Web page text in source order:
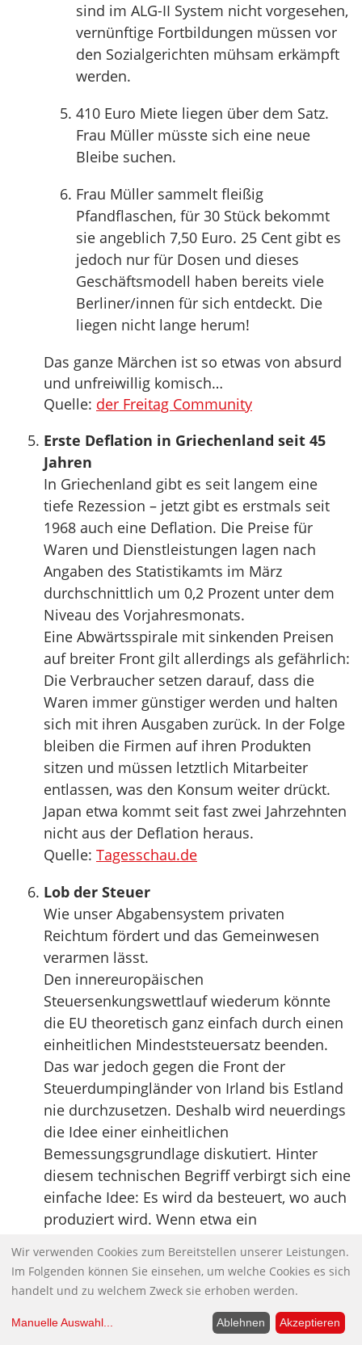
sind im ALG-II System nicht vorgesehen,
vernünftige Fortbildungen müssen vor
den Sozialgerichten mühsam erkämpft
werden.
410 Euro Miete liegen über dem Satz.
Frau Müller müsste sich eine neue
Bleibe suchen.
Frau Müller sammelt fleißig
Pfandflaschen, für 30 Stück bekommt
sie angeblich 7,50 Euro. 25 Cent gibt es
jedoch nur für Dosen und dieses
Geschäftsmodell haben bereits viele
Berliner/innen für sich entdeckt. Die
liegen nicht lange herum!
Das ganze Märchen ist so etwas von absurd
und unfreiwillig komisch…
Quelle: der Freitag Community
Erste Deflation in Griechenland seit 45
Jahren
In Griechenland gibt es seit langem eine
tiefe Rezession – jetzt gibt es erstmals seit
1968 auch eine Deflation. Die Preise für
Waren und Dienstleistungen lagen nach
Angaben des Statistikamts im März
durchschnittlich um 0,2 Prozent unter dem
Niveau des Vorjahresmonats.
Eine Abwärtsspirale mit sinkenden Preisen
auf breiter Front gilt allerdings als gefährlich:
Die Verbraucher setzen darauf, dass die
Waren immer günstiger werden und halten
sich mit ihren Ausgaben zurück. In der Folge
bleiben die Firmen auf ihren Produkten
sitzen und müssen letztlich Mitarbeiter
entlassen, was den Konsum weiter drückt.
Japan etwa kommt seit fast zwei Jahrzehnten
nicht aus der Deflation heraus.
Quelle: Tagesschau.de
Lob der Steuer
Wie unser Abgabensystem privaten
Reichtum fördert und das Gemeinwesen
verarmen lässt.
Den innereuropäischen
Steuersenkungswettlauf wiederum könnte
die EU theoretisch ganz einfach durch einen
einheitlichen Mindeststeuersatz beenden.
Das war jedoch gegen die Front der
Steuerdumpingländer von Irland bis Estland
nie durchzusetzen. Deshalb wird neuerdings
die Idee einer einheitlichen
Bemessungsgrundlage diskutiert. Hinter
diesem technischen Begriff verbirgt sich eine
einfache Idee: Es wird da besteuert, wo auch
produziert wird. Wenn etwa ein
Aktivitäten in Deutschland angesiedelt hat
(gemessen an Umsätzen, Beschäftigten und
Fiskus auch die Hälfte des Konzerngewinns
Wir verwenden Cookies zum Bereitstellen unserer Leistungen.
Im Folgenden können Sie einsehen, um welche Cookies es sich
handelt und zu welchem Zweck sie erhoben werden.
Manuelle Auswahl... Ablehnen Akzeptieren